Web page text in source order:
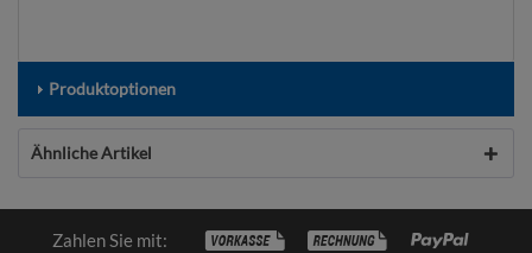
Produktoptionen
Ähnliche Artikel
Zahlen Sie mit: